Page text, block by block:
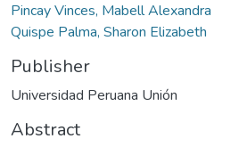
Pincay Vinces, Mabell Alexandra
Quispe Palma, Sharon Elizabeth
Publisher
Universidad Peruana Unión
Abstract